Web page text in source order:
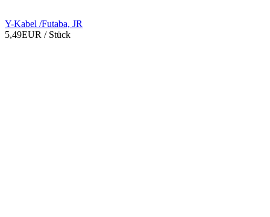
Y-Kabel /Futaba, JR
5,49EUR / Stück